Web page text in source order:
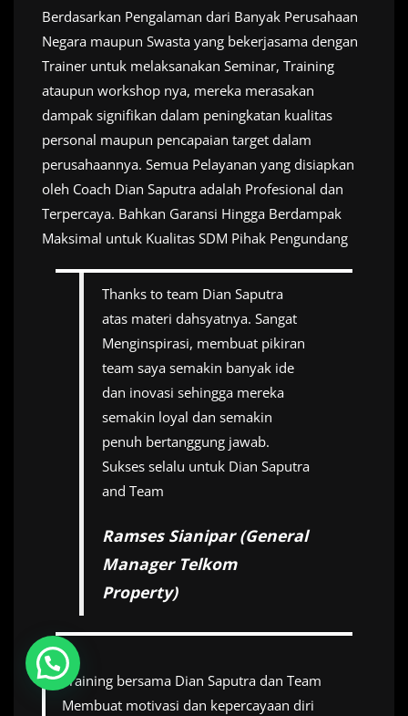
Berdasarkan Pengalaman dari Banyak Perusahaan
Negara maupun Swasta yang bekerjasama dengan
Trainer untuk melaksanakan Seminar, Training
ataupun workshop nya, mereka merasakan
dampak signifikan dalam peningkatan kualitas
personal maupun pencapaian target dalam
perusahaannya. Semua Pelayanan yang disiapkan
oleh Coach Dian Saputra adalah Profesional dan
Terpercaya. Bahkan Garansi Hingga Berdampak
Maksimal untuk Kualitas SDM Pihak Pengundang
Thanks to team Dian Saputra
atas materi dahsyatnya. Sangat
Menginspirasi, membuat pikiran
team saya semakin banyak ide
dan inovasi sehingga mereka
semakin loyal dan semakin
penuh bertanggung jawab.
Sukses selalu untuk Dian Saputra
and Team
Ramses Sianipar (General
Manager Telkom
Property)
Training bersama Dian Saputra dan Team
Membuat motivasi dan kepercayaan diri